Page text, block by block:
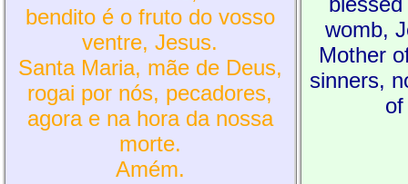
bendito é o fruto do vosso
ventre, Jesus.
Santa Maria, mãe de Deus,
rogai por nós, pecadores,
agora e na hora da nossa
morte.
Amém.
womb,
Mother
sinners,